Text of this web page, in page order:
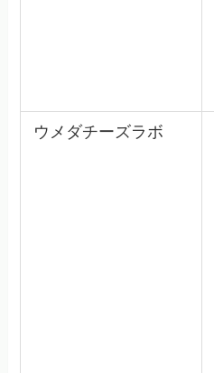
ウメダチーズラボ